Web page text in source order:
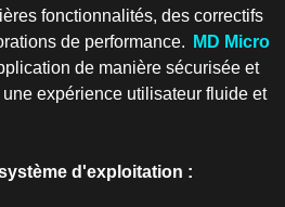
fonctionnalités, des correctifs
de performance.
MD Micro
de manière sécurisée et
expérience utilisateur fluide et
d'exploitation :